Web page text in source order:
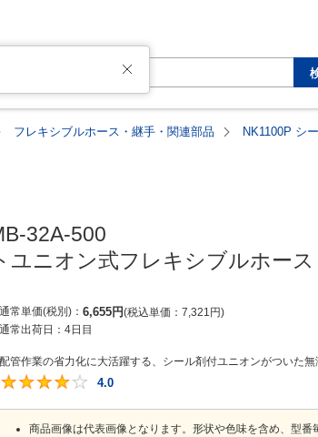
フレキシブルホース・継手・関連部品
NK1100P シ
32A-500
ユニオン式フレキシブルホース
通常単価(税別) 6,655円 税込単価 7,321 円
通常出荷日： 4日目
配管作業の省力化に大活躍する、シール剤付ユニオンがついた
4.0
商品画像は代表画像となります。形状や色味を含め、型番